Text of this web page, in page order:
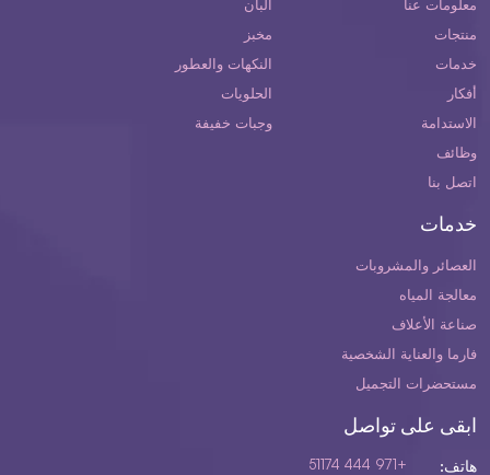
معلومات عنا
منتجات
خدمات
أفكار
الاستدامة
وظائف
اتصل بنا
ألبان
مخبز
النكهات والعطور
الحلويات
وجبات خفيفة
خدمات
العصائر والمشروبات
معالجة المياه
صناعة الأعلاف
فارما والعناية الشخصية
مستحضرات التجميل
ابقى على تواصل
هاتف: +971 444 51174